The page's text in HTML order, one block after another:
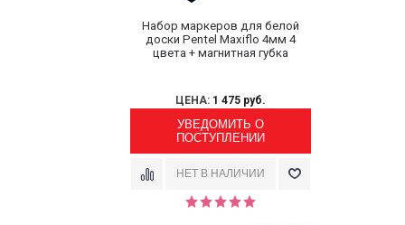
Набор маркеров для белой
доски Pentel Maxiflo 4мм 4
цвета + магнитная губка
ЦЕНА: 1 475 руб.
УВЕДОМИТЬ О
ПОСТУПЛЕНИИ